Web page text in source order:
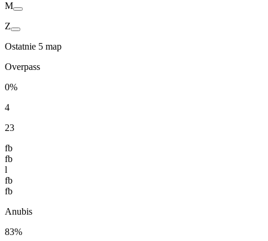
M
Z
Ostatnie 5 map
Overpass
0%
4
23
fb
fb
l
fb
fb
Anubis
83%